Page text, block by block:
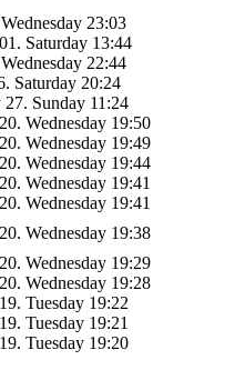
23:03
Saturday 13:44
22:44
Saturday 20:24
27. Sunday 11:24
Wednesday 19:50
Wednesday 19:49
Wednesday 19:44
Wednesday 19:41
Wednesday 19:41
Wednesday 19:38
Wednesday 19:29
Wednesday 19:28
Tuesday 19:22
Tuesday 19:21
Tuesday 19:20